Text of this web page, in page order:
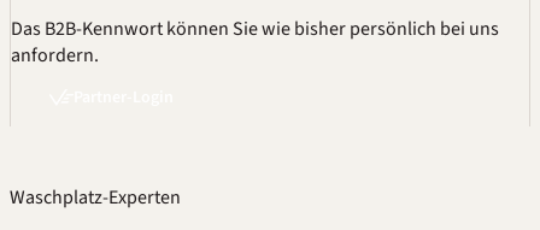
Das B2B-Kennwort können Sie wie bisher persönlich bei uns
anfordern.
Waschplatz-Experten